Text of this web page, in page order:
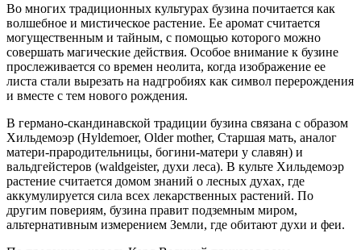
Во многих традиционных культурах бузина почитается как
волшебное и мистическое растение. Ее аромат считается
могущественным и тайным, с помощью которого можно
совершать магические действия. Особое внимание к бузине
прослеживается со времен неолита, когда изображение ее
листа стали вырезать на надгробиях как символ перерождения
и вместе с тем нового рождения.
В германо-скандинавской традиции бузина связана с образом
Хильдемоэр (Hyldemoer, Older mother, Старшая мать, аналог
матери-прародительницы, богини-матери у славян) и
вальдгейстеров (waldgeister, духи леса). В культе Хильдемоэр
растение считается домом знаний о лесных духах, где
аккумулируется сила всех лекарственных растений. По
другим повериям, бузина правит подземным миром,
альтернативным измерением Земли, где обитают духи и феи.